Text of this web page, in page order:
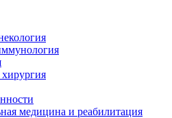
хирургия
медицина и реабилитация